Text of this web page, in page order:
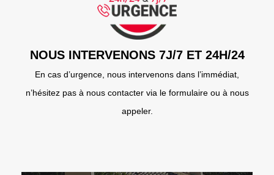
NOUS INTERVENONS 7J/7 ET 24H/24
En cas d’urgence, nous intervenons dans l’immédiat,
n’hésitez pas à nous contacter via le formulaire ou à nous
appeler.